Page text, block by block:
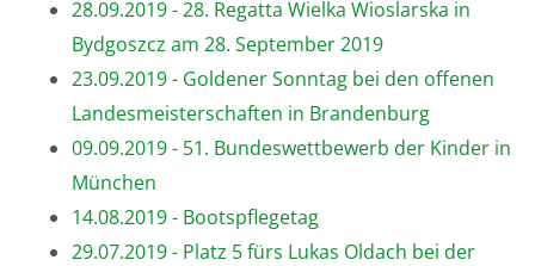
28.09.2019 - 28. Regatta Wielka Wioslarska in
Bydgoszcz am 28. September 2019
23.09.2019 - Goldener Sonntag bei den offenen
Landesmeisterschaften in Brandenburg
09.09.2019 - 51. Bundeswettbewerb der Kinder in
München
14.08.2019 - Bootspflegetag
29.07.2019 - Platz 5 fürs Lukas Oldach bei der